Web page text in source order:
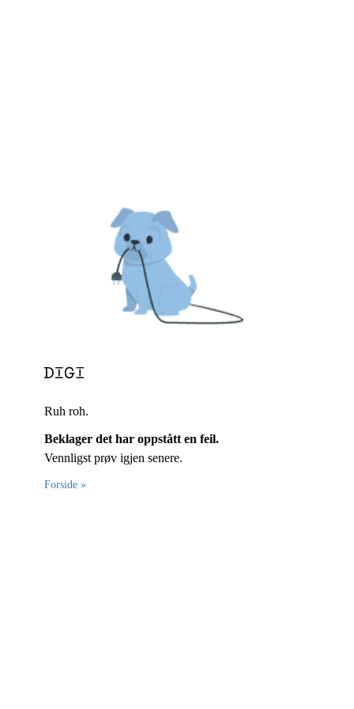
Ruh roh.
Beklager det har oppstått en feil.
Vennligst prøv igjen senere.
Forside »